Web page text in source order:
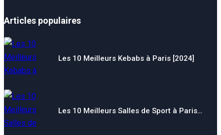
Articles populaires
Les 10 Meilleurs Kebabs à Paris [2024]
Les 10 Meilleurs Salles de Sport à Paris…